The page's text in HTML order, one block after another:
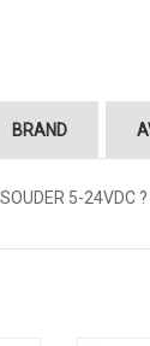
BRAND
5-24VDC ?